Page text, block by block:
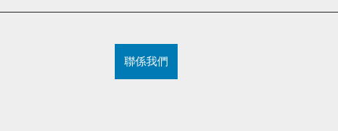
聯係我們